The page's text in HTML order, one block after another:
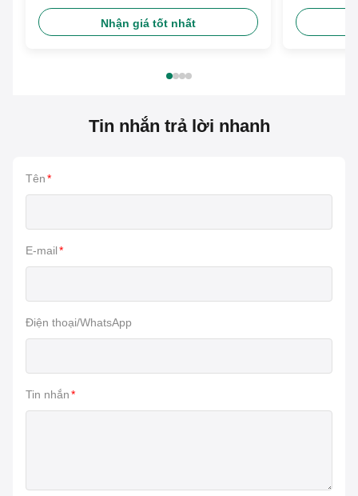
Nhận giá tốt nhất
Tin nhắn trả lời nhanh
Tên*
E-mail*
Điện thoại/WhatsApp
Tin nhắn*